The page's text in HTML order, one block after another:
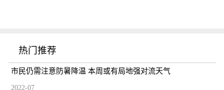
热门推荐
市民仍需注意防暑降温 本周或有局地强对流天气
2022-07